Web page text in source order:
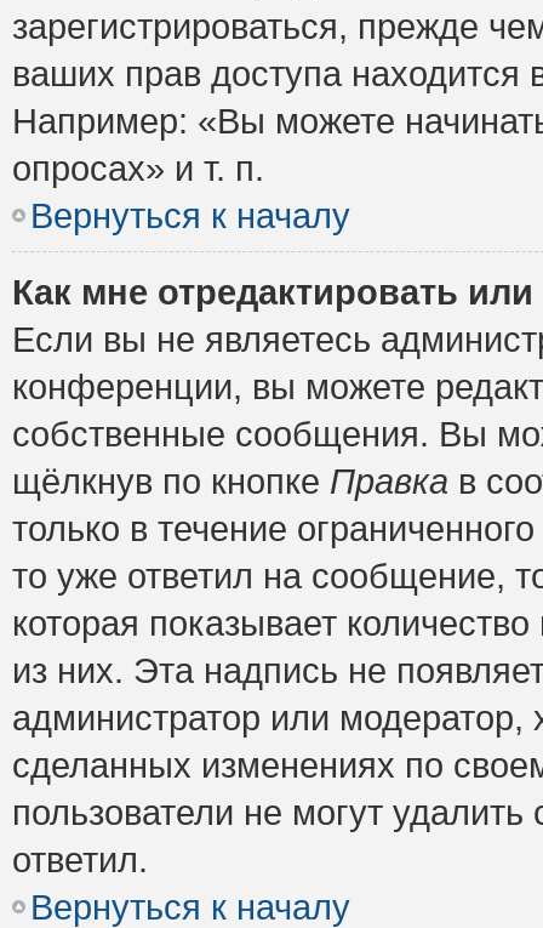
зарегистрироваться, прежде
ваших прав доступа
Например: «Вы можете
опросах» и т. п.
Вернуться к началу
Как мне отредактировать
Если вы не являетесь
конференции, вы можете
собственные сообщения. Вы
щёлкнув по кнопке Правка в
только в течение
то уже ответил на сообщение,
которая показывает
из них. Эта надпись не
администратор или модератор,
сделанных изменениях по
пользователи не могут
ответил.
Вернуться к началу